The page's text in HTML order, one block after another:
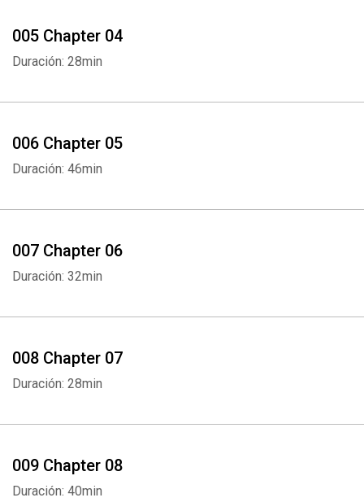
005 Chapter 04
Duración: 28min
006 Chapter 05
Duración: 46min
007 Chapter 06
Duración: 32min
008 Chapter 07
Duración: 28min
009 Chapter 08
Duración: 40min